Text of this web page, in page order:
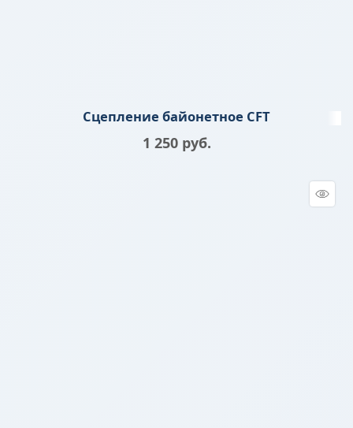
Сцепление байонетное CFT
1 250 руб.